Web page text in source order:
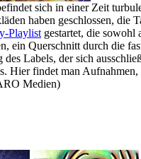
sich in einer Zeit
haben geschlossen, die
Playlist gestartet, die
ein Querschnitt durch die
des Labels, der sich
Hier findet man
Medien)